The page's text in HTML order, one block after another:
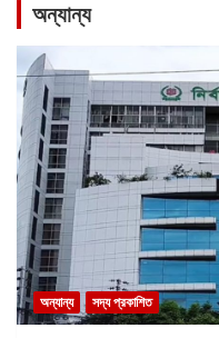
অন্যান্য
অন্যান্য সদ্য প্রকাশিত